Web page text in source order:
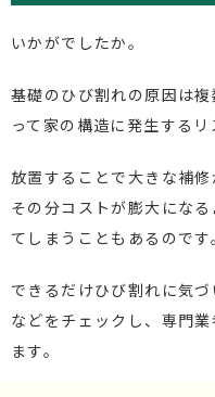
いかがでしたか。
基礎のひび割れの原因は
って家の構造に発生するリ
放置することで大きな補修
その分コストが膨大にな
てしまうこともあるのです
できるだけひび割れに気
などをチェックし、専門
ます。